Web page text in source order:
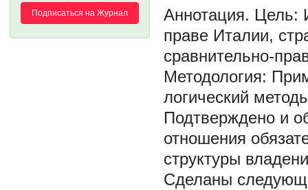
Подписаться на Журнал
Цель:
праве Италии,
сравнительно-
Методология:
логический
Подтверждено и
отношения
структуры
Сделаны